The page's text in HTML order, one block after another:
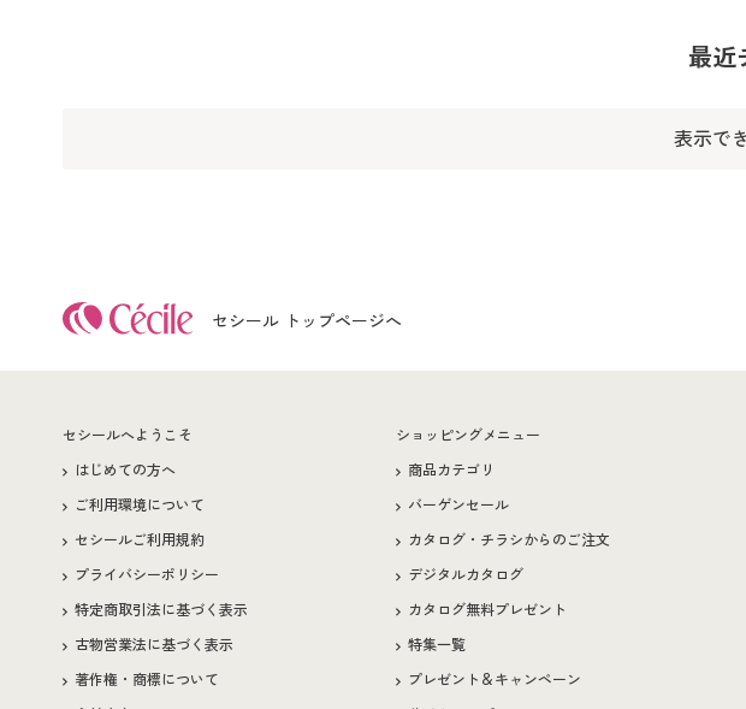
最近
表示で
セシール トップページへ
セシールへようこそ
はじめての方へ
ご利用環境について
セシールご利用規約
プライバシーポリシー
特定商取引法に基づく表示
古物営業法に基づく表示
著作権・商標について
ショッピングメニュー
商品カテゴリ
バーゲンセール
カタログ・チラシからのご注文
デジタルカタログ
カタログ無料プレゼント
特集一覧
プレゼント＆キャンペーン